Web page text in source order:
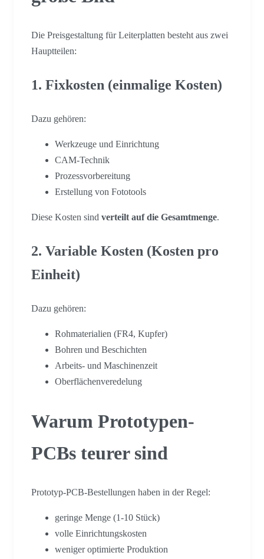
Die Preisgestaltung für Leiterplatten besteht aus zwei
Hauptteilen:
1. Fixkosten (einmalige Kosten)
Dazu gehören:
Werkzeuge und Einrichtung
CAM-Technik
Prozessvorbereitung
Erstellung von Fototools
Diese Kosten sind verteilt auf die Gesamtmenge.
2. Variable Kosten (Kosten pro
Einheit)
Dazu gehören:
Rohmaterialien (FR4, Kupfer)
Bohren und Beschichten
Arbeits- und Maschinenzeit
Oberflächenveredelung
Warum Prototypen-
PCBs teurer sind
Prototyp-PCB-Bestellungen haben in der Regel:
geringe Menge (1-10 Stück)
volle Einrichtungskosten
weniger optimierte Produktion